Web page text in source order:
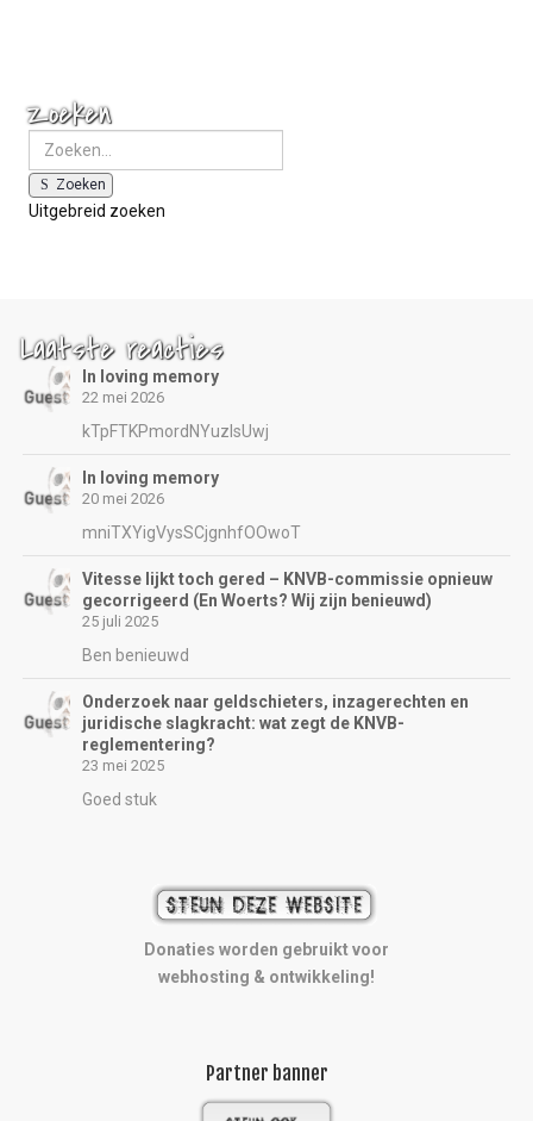
Zoeken
Zoeken
Uitgebreid zoeken
Laatste reacties
In loving memory
22 mei 2026
kTpFTKPmordNYuzIsUwj
In loving memory
20 mei 2026
mniTXYigVysSCjgnhfOOwoT
Vitesse lijkt toch gered – KNVB-commissie opnieuw
gecorrigeerd (En Woerts? Wij zijn benieuwd)
25 juli 2025
Ben benieuwd
Onderzoek naar geldschieters, inzagerechten en
juridische slagkracht: wat zegt de KNVB-
reglementering?
23 mei 2025
Goed stuk
Donaties worden gebruikt voor
webhosting & ontwikkeling!
Partner banner